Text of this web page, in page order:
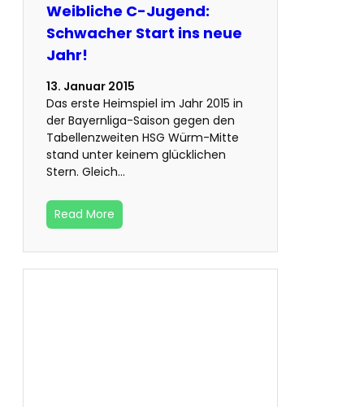
Weibliche C-Jugend:
Schwacher Start ins neue
Jahr!
13. Januar 2015
Das erste Heimspiel im Jahr 2015 in
der Bayernliga-Saison gegen den
Tabellenzweiten HSG Würm-Mitte
stand unter keinem glücklichen
Stern. Gleich…
Read More